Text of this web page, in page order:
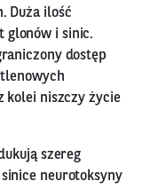
Duża ilość
glonów i sinic.
dostęp
kolei niszczy życie
szereg
neurotoksyny